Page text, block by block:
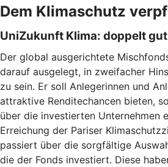
Dem Klimaschutz
UniZukunft Klima: doppelt gut
Der global ausgerichtete
darauf ausgelegt, in zweifacher
zu sein. Er soll Anlegerinnen und
attraktive Renditechancen bieten,
über die investierten Unternehmen
Erreichung der Pariser
passiert über die sorgfältige
die der Fonds investiert. Diese